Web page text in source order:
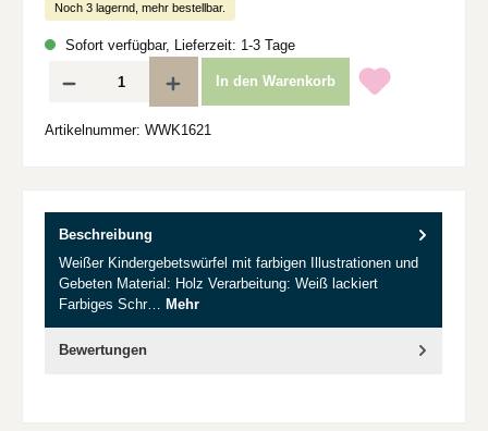
Noch 3 lagernd, mehr bestellbar.
Sofort verfügbar, Lieferzeit: 1-3 Tage
Produkt Anzahl: Gib den gewünschten Wert ein oder benutze die Schaltflächen
In den Warenkorb
Artikelnummer: WWK1621
Beschreibung
Weißer Kindergebetswürfel mit farbigen Illustrationen und
Gebeten Material: Holz Verarbeitung: Weiß lackiert
Farbiges Schr… Mehr
Bewertungen